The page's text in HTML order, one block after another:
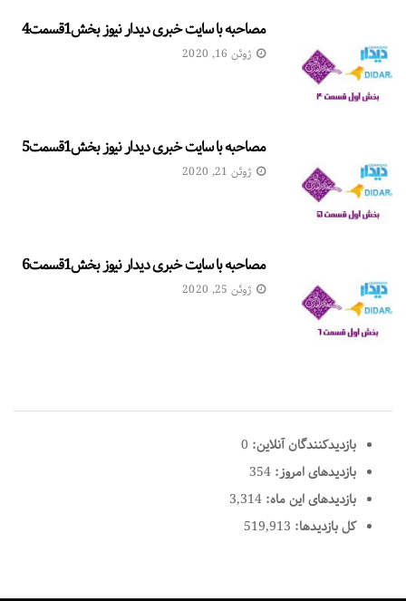
مصاحبه با سایت خبری دیدار نیوز بخش1قسمت4
ژوئن 16, 2020
مصاحبه با سایت خبری دیدار نیوز بخش1قسمت5
ژوئن 21, 2020
مصاحبه با سایت خبری دیدار نیوز بخش1قسمت6
ژوئن 25, 2020
بازدیدکنندگان آنلاین: 0
بازدیدهای امروز: 354
بازدیدهای این ماه: 3,314
کل بازدیدها: 519,913